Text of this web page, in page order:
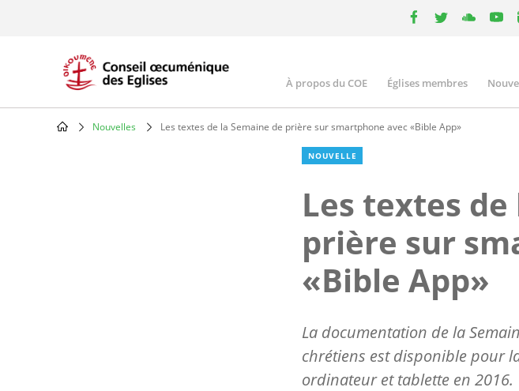
Main
navigation
À propos du COE Églises membres
Nouvelles Les textes de la Semaine de prière sur smartphone avec «Bible App»
NOUVELLE
Les textes de
prière sur
«Bible App»
La documentation de la
chrétiens est disponible pour
ordinateur et tablette en 2016.